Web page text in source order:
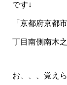
です↓
「京都府京都
丁目南側南木之
お、、、覚え